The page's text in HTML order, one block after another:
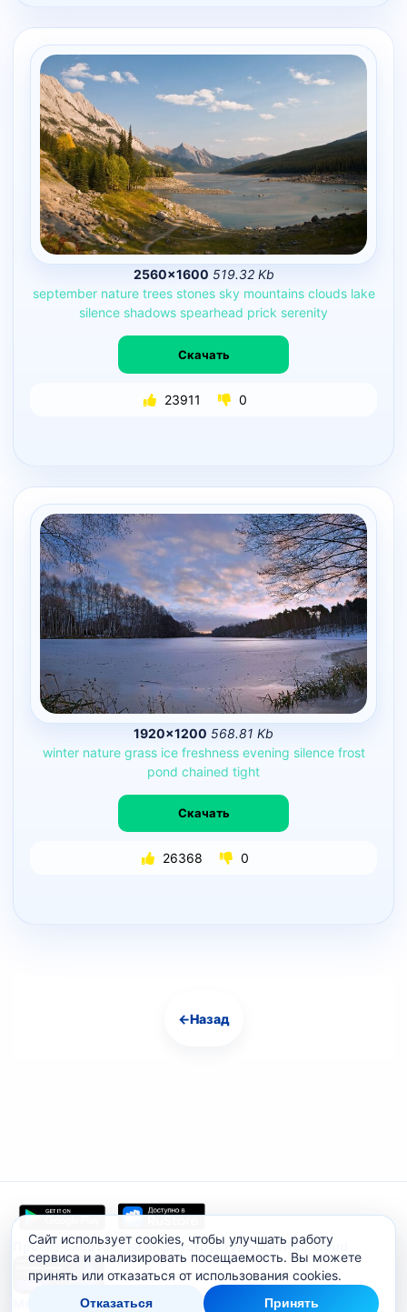
2560×1600 519.32 Kb
september nature trees stones sky mountains clouds lake
silence shadows spearhead prick serenity
Скачать
23911 0
1920×1200 568.81 Kb
winter nature grass ice freshness evening silence frost
pond chained tight
Скачать
26368 0
Навигация
←Назад
Проект работает на инфраструктуре timeweb.cloud
Мобильное приложение
Сайт использует cookies, чтобы улучшать работу
сервиса и анализировать посещаемость. Вы можете
принять или отказаться от использования cookies.
Отказаться Принять